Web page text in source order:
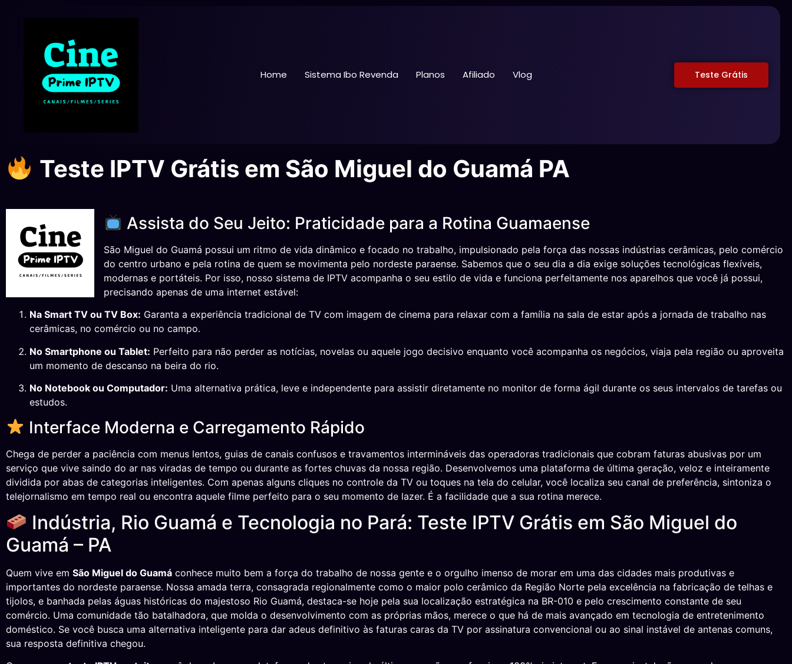
Home Sistema Ibo Revenda Planos Afiliado Vlog Teste Grátis
Teste IPTV Grátis em São Miguel do Guamá PA
Assista do Seu Jeito: Praticidade para a Rotina Guamaense
São Miguel do Guamá possui um ritmo de vida dinâmico e focado no trabalho, impulsionado pela força das nossas indústrias cerâmicas, pelo comércio
do centro urbano e pela rotina de quem se movimenta pelo nordeste paraense. Sabemos que o seu dia a dia exige soluções tecnológicas flexíveis,
modernas e portáteis. Por isso, nosso sistema de IPTV acompanha o seu estilo de vida e funciona perfeitamente nos aparelhos que você já possui,
precisando apenas de uma internet estável:
Na Smart TV ou TV Box: Garanta a experiência tradicional de TV com imagem de cinema para relaxar com a família na sala de estar após a jornada de trabalho nas
cerâmicas, no comércio ou no campo.
No Smartphone ou Tablet: Perfeito para não perder as notícias, novelas ou aquele jogo decisivo enquanto você acompanha os negócios, viaja pela região ou aproveita
um momento de descanso na beira do rio.
No Notebook ou Computador: Uma alternativa prática, leve e independente para assistir diretamente no monitor de forma ágil durante os seus intervalos de tarefas ou
estudos.
Interface Moderna e Carregamento Rápido
Chega de perder a paciência com menus lentos, guias de canais confusos e travamentos intermináveis das operadoras tradicionais que cobram faturas abusivas por um
serviço que vive saindo do ar nas viradas de tempo ou durante as fortes chuvas da nossa região. Desenvolvemos uma plataforma de última geração, veloz e inteiramente
dividida por abas de categorias inteligentes. Com apenas alguns cliques no controle da TV ou toques na tela do celular, você localiza seu canal de preferência, sintoniza o
telejornalismo em tempo real ou encontra aquele filme perfeito para o seu momento de lazer. É a facilidade que a sua rotina merece.
Indústria, Rio Guamá e Tecnologia no Pará: Teste IPTV Grátis em São Miguel do
Guamá – PA
Quem vive em São Miguel do Guamá conhece muito bem a força do trabalho de nossa gente e o orgulho imenso de morar em uma das cidades mais produtivas e
importantes do nordeste paraense. Nossa amada terra, consagrada regionalmente como o maior polo cerâmico da Região Norte pela excelência na fabricação de telhas e
tijolos, e banhada pelas águas históricas do majestoso Rio Guamá, destaca-se hoje pela sua localização estratégica na BR-010 e pelo crescimento constante de seu
comércio. Uma comunidade tão batalhadora, que molda o desenvolvimento com as próprias mãos, merece o que há de mais avançado em tecnologia de entretenimento
doméstico. Se você busca uma alternativa inteligente para dar adeus definitivo às faturas caras da TV por assinatura convencional ou ao sinal instável de antenas comuns,
sua resposta definitiva chegou.